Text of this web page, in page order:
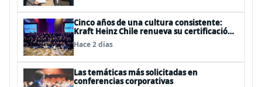
Cinco años de una cultura consistente:
Kraft Heinz Chile renueva su certificación
Great Place to Work
Hace 2 días
Las temáticas más solicitadas en
conferencias corporativas